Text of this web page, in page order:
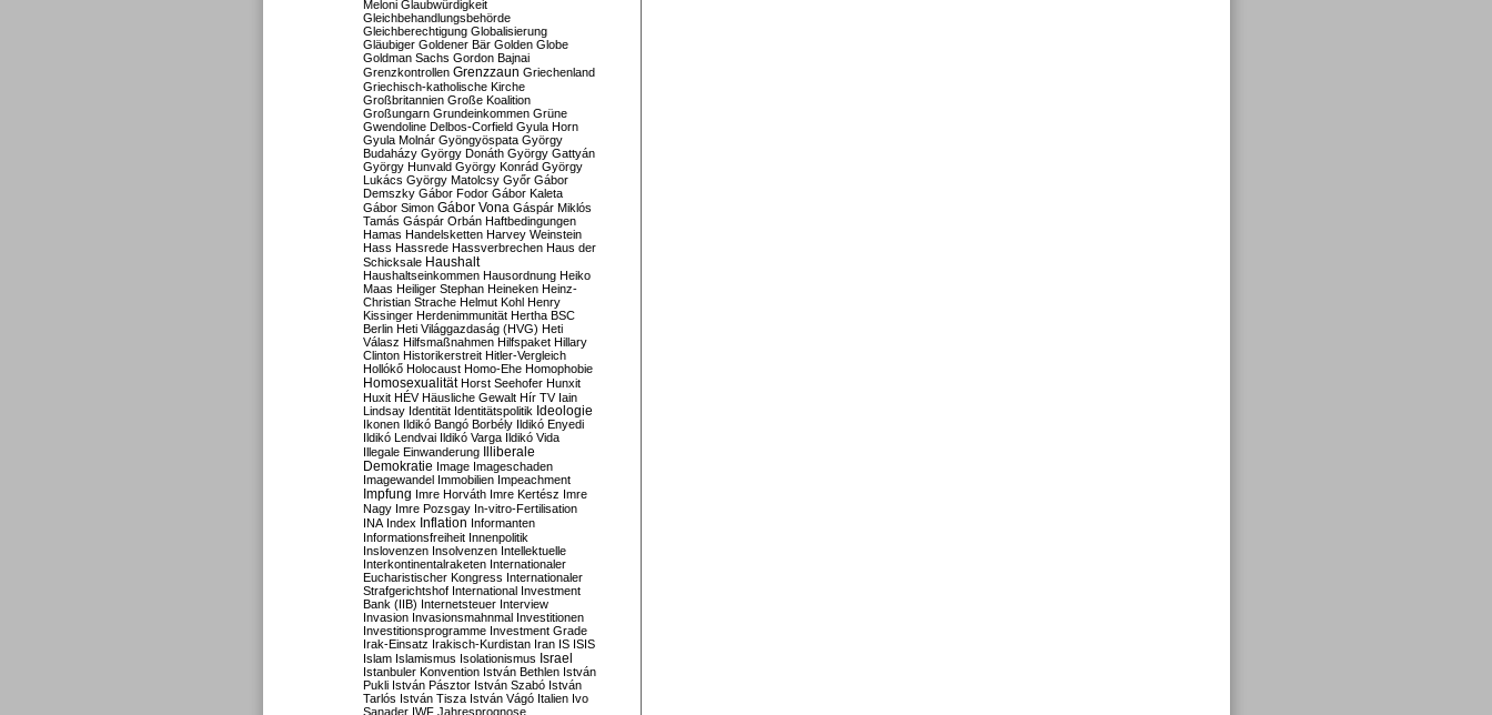
Meloni Glaubwürdigkeit
Gleichbehandlungsbehörde
Gleichberechtigung Globalisierung
Gläubiger Goldener Bär Golden Globe
Goldman Sachs Gordon Bajnai
Grenzkontrollen Grenzzaun Griechenland
Griechisch-katholische Kirche
Großbritannien Große Koalition
Großungarn Grundeinkommen Grüne
Gwendoline Delbos-Corfield Gyula Horn
Gyula Molnár Gyöngyöspata György
Budaházy György Donáth György Gattyán
György Hunvald György Konrád György
Lukács György Matolcsy Győr Gábor
Demszky Gábor Fodor Gábor Kaleta
Gábor Simon Gábor Vona Gáspár Miklós
Tamás Gáspár Orbán Haftbedingungen
Hamas Handelsketten Harvey Weinstein
Hass Hassrede Hassverbrechen Haus der
Schicksale Haushalt
Haushaltseinkommen Hausordnung Heiko
Maas Heiliger Stephan Heineken Heinz-
Christian Strache Helmut Kohl Henry
Kissinger Herdenimmunität Hertha BSC
Berlin Heti Világgazdaság (HVG) Heti
Válasz Hilfsmaßnahmen Hilfspaket Hillary
Clinton Historikerstreit Hitler-Vergleich
Hollókő Holocaust Homo-Ehe Homophobie
Homosexualität Horst Seehofer Hunxit
Huxit HÉV Häusliche Gewalt Hír TV Iain
Lindsay Identität Identitätspolitik Ideologie
Ikonen Ildikó Bangó Borbély Ildikó Enyedi
Ildikó Lendvai Ildikó Varga Ildikó Vida
Illegale Einwanderung Illiberale
Demokratie Image Imageschaden
Imagewandel Immobilien Impeachment
Impfung Imre Horváth Imre Kertész Imre
Nagy Imre Pozsgay In-vitro-Fertilisation
INA Index Inflation Informanten
Informationsfreiheit Innenpolitik
Inslovenzen Insolvenzen Intellektuelle
Interkontinentalraketen Internationaler
Eucharistischer Kongress Internationaler
Strafgerichtshof International Investment
Bank (IIB) Internetsteuer Interview
Invasion Invasionsmahnmal Investitionen
Investitionsprogramme Investment Grade
Irak-Einsatz Irakisch-Kurdistan Iran IS ISIS
Islam Islamismus Isolationismus Israel
Istanbuler Konvention István Bethlen István
Pukli István Pásztor István Szabó István
Tarlós István Tisza István Vágó Italien Ivo
Sanader IWF Jahresprognose